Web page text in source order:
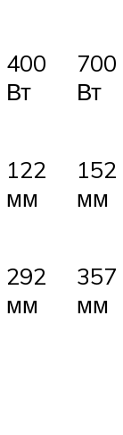
400
Вт
700
Вт
122
мм
152
мм
292
мм
357
мм